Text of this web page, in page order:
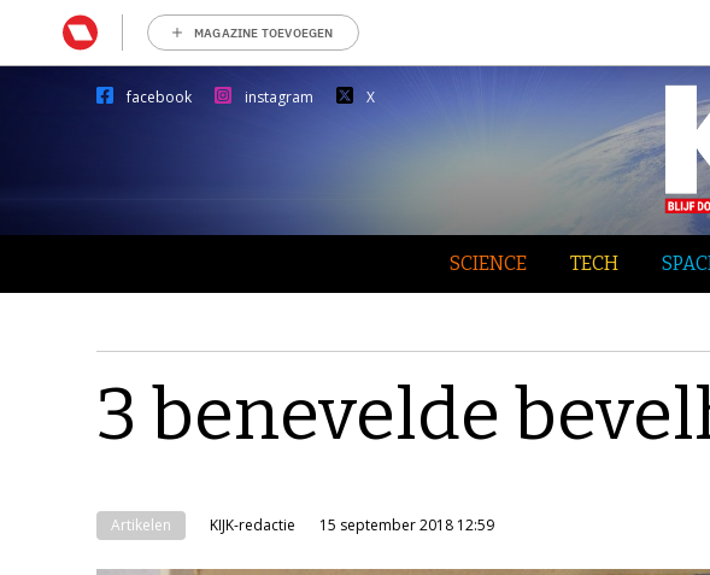
MAGAZINE TOEVOEGEN
facebook instagram X
SCIENCE TECH
3 benevelde
Artikelen KIJK-redactie 15 september 2018 12:59